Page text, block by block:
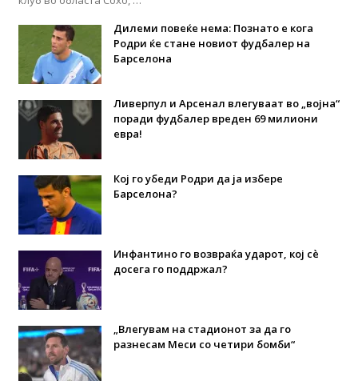
Дилеми повеќе нема: Познато е кога
Родри ќе стане новиот фудбалер на
Барселона
Ливерпул и Арсенал влегуваат во „војна“
поради фудбалер вреден 69 милиони
евра!
Кој го убеди Родри да ја избере
Барселона?
Инфантино го возвраќа ударот, кој сè
досега го поддржал?
„Влегувам на стадионот за да го
разнесам Меси со четири бомби“